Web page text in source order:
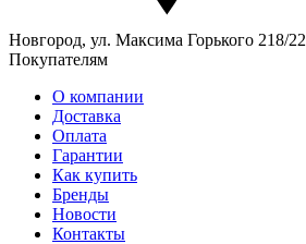
Новгород, ул. Максима Горького 218/22
Покупателям
О компании
Доставка
Оплата
Гарантии
Как купить
Бренды
Новости
Контакты